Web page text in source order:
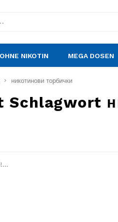
OHNE NIKOTIN MEGA DOSEN
никотинови торбички